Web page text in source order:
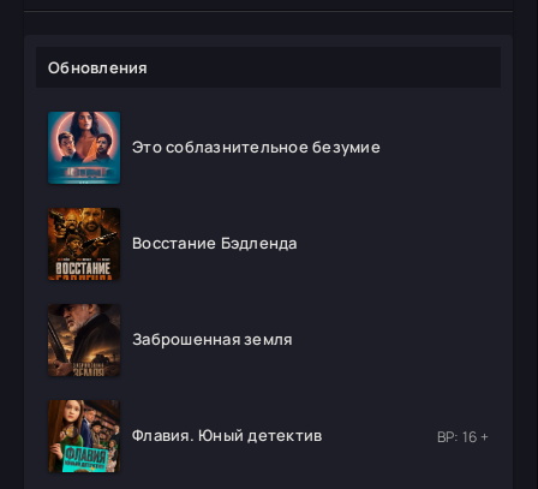
Обновления
Это соблазнительное безумие
Восстание Бэдленда
Заброшенная земля
Флавия. Юный детектив ВР: 16 +